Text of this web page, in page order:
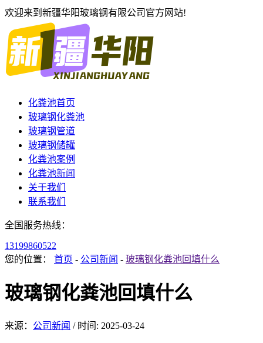
欢迎来到新疆华阳玻璃钢有限公司官方网站!
化粪池首页
玻璃钢化粪池
玻璃钢管道
玻璃钢储罐
化粪池案例
化粪池新闻
关于我们
联系我们
全国服务热线：
13199860522
您的位置： 首页 - 公司新闻 - 玻璃钢化粪池回填什么
玻璃钢化粪池回填什么
来源： 公司新闻 / 时间: 2025-03-24